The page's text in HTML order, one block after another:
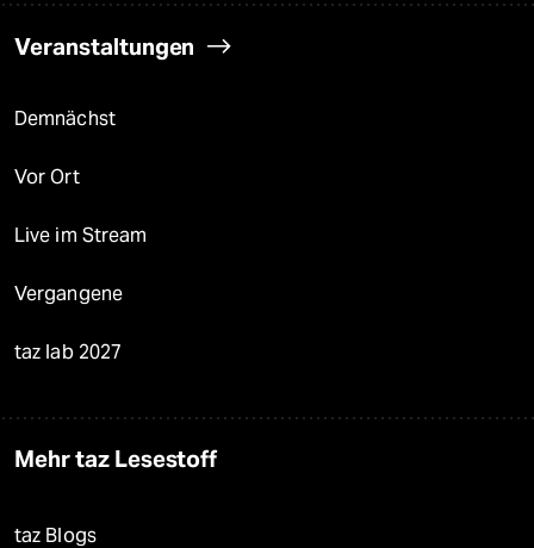
Veranstaltungen
Demnächst
Vor Ort
Live im Stream
Vergangene
taz lab 2027
Mehr taz Lesestoff
taz Blogs